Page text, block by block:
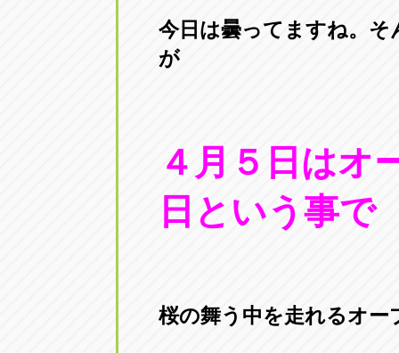
今日は曇ってますね。
が
４月５日はオ
日という事で
桜の舞う中を走れるオー